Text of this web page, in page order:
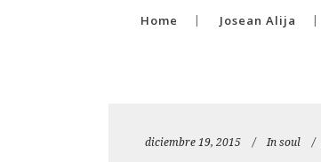
Home Josean Alija
diciembre 19, 2015 Insoul